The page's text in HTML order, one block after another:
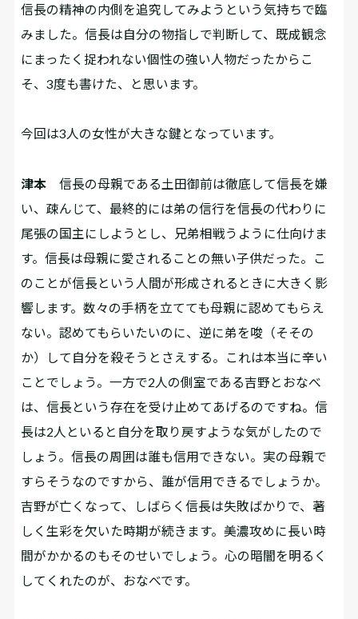
信長の精神の内側を追究してみようという気持ちで臨
みました。信長は自分の物指しで判断して、既成観念
にまったく捉われない個性の強い人物だったからこ
そ、3度も書けた、と思います。
――今回は3人の女性が大きな鍵となっています。
津本 信長の母親である土田御前は徹底して信長を嫌
い、疎んじて、最終的には弟の信行を信長の代わりに
尾張の国主にしようとし、兄弟相戦うように仕向けま
す。信長は母親に愛されることの無い子供だった。こ
のことが信長という人間が形成されるときに大きく影
響します。数々の手柄を立てても母親に認めてもらえ
ない。認めてもらいたいのに、逆に弟を唆（そその
か）して自分を殺そうとさえする。これは本当に辛い
ことでしょう。一方で2人の側室である吉野とおなべ
は、信長という存在を受け止めてあげるのですね。信
長は2人といると自分を取り戻すような気がしたので
しょう。信長の周囲は誰も信用できない。実の母親で
すらそうなのですから、誰が信用できるでしょうか。
吉野が亡くなって、しばらく信長は失敗ばかりで、著
しく生彩を欠いた時期が続きます。美濃攻めに長い時
間がかかるのもそのせいでしょう。心の暗闇を明るく
してくれたのが、おなべです。